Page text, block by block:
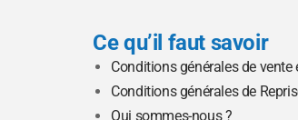
Ce qu’il faut savoir
Conditions générales de vente
Conditions générales de
Qui sommes-nous ?